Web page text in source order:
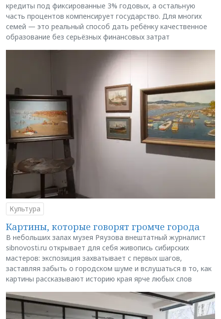
кредиты под фиксированные 3% годовых, а остальную
часть процентов компенсирует государство. Для многих
семей — это реальный способ дать ребёнку качественное
образование без серьёзных финансовых затрат
Культура
Картины, которые говорят громче города
В небольших залах музея Ряузова внештатный журналист
sibnovosti.ru открывает для себя живопись сибирских
мастеров: экспозиция захватывает с первых шагов,
заставляя забыть о городском шуме и вслушаться в то, как
картины рассказывают историю края ярче любых слов